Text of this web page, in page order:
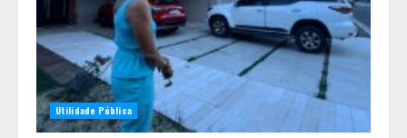
Utilidade Pública